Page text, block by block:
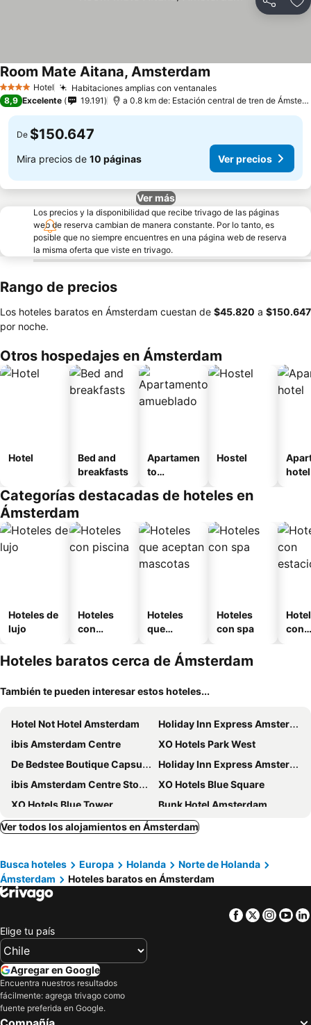
Compartir
4 EstrellasHotel Habitaciones amplias con ventanales
Room Mate Aitana, Amsterdam
8,9 Excelente 19.191 a 0.8 km de: Estación central de tren de Ámsterdam
De $150.647
Mira precios de 10 páginas Ver precios
Ver más
Los precios y la disponibilidad que recibe trivago de las páginas
web de reserva cambian de manera constante. Por lo tanto, es
posible que no siempre encuentres en una página web de reserva
la misma oferta que viste en trivago.
Rango de precios
Los hoteles baratos en Ámsterdam cuestan de ‎$45.820 a ‎$150.647
por noche.
Otros hospedajes en Ámsterdam
Hotel
Bed and
breakfasts
Apartamen
to
o
Hostel
hotel
Categorías destacadas de hoteles en
Ámsterdam
Hoteles de
lujo
Hoteles
con
Hoteles
que
mascotas
Hoteles
con spa
con
Hoteles baratos cerca de Ámsterdam
También te pueden interesar estos hoteles...
Hotel Not Hotel Amsterdam
Holiday Inn Express Amsterdam - North Riverside By Ihg
ibis Amsterdam Centre
XO Hotels Park West
De Bedstee Boutique Capsules
Holiday Inn Express Amsterdam - Arena Towers by IHG
ibis Amsterdam Centre Stopera
XO Hotels Blue Square
XO Hotels Blue Tower
Bunk Hotel Amsterdam
Amsterdam Teleport Hotel
Hotel Artemis Amsterdam
Leonardo Eden Hotel Amsterdam City Center
Tourist Inn Hotel Amsterdam
Di-Ann City Centre Hotel
Pulitzer Amsterdam
Hotel Flipper Amsterdam
Jaz in the City Amsterdam
Amedia Amsterdam Airport, Trademark Collection By Wyndham
Park Plaza Victoria Amsterdam
Amsterdam Marriott Hotel
Hotel Library Amsterdam
Leonardo Royal Hotel Amsterdam
Ver todos los alojamientos en Ámsterdam
Busca hoteles Europa Holanda
Norte de Holanda
Ámsterdam
Hoteles baratos en Ámsterdam
Facebook
Twitter
Elige tu país
Agregar en Google
Encuentra nuestros resultados
fácilmente: agrega trivago como
fuente preferida en Google.